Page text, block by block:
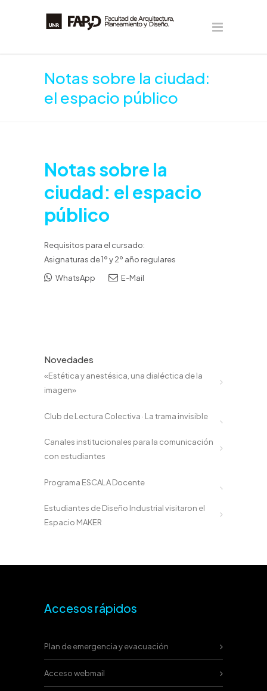
Notas sobre la ciudad:
el espacio público
Notas sobre la
ciudad: el espacio
público
Requisitos para el cursado:
Asignaturas de 1º y 2º año regulares
WhatsApp
E-Mail
Novedades
«Estética y anestésica, una dialéctica de la
imagen»
Club de Lectura Colectiva · La trama invisible
Canales institucionales para la comunicación
con estudiantes
Programa ESCALA Docente
Estudiantes de Diseño Industrial visitaron el
Espacio MAKER
Accesos rápidos
Plan de emergencia y evacuación
Acceso webmail